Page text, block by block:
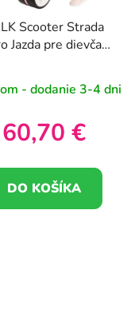
Scooter Strada
Jazda pre dievčatá
roka
- dodanie 3-4 dni
60,70 €
DO KOŠÍKA